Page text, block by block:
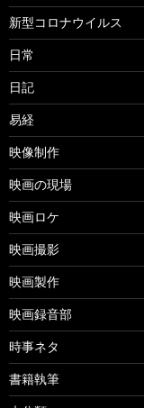
新型コロナウイルス
日常
日記
易経
映像制作
映画の現場
映画ロケ
映画撮影
映画製作
映画録音部
時事ネタ
書籍執筆